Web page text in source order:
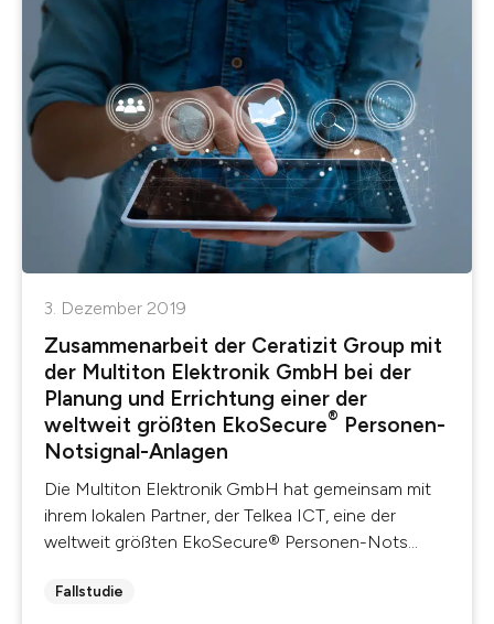
3. Dezember 2019
Zusammenarbeit der Ceratizit Group mit
der Multiton Elektronik GmbH bei der
Planung und Errichtung einer der
weltweit größten EkoSecure® Personen-
Notsignal-Anlagen
Die Multiton Elektronik GmbH hat ge­meinsam mit
ihrem lokalen Partner, der Telkea ICT, eine der
weltweit größten EkoSecure® Personen-Nots...
Fallstudie